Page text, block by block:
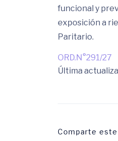
funcional y
exposición a
Paritario.
ORD.N°291/27
Última
Comparte